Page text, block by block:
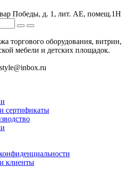
Победы, д. 1, лит. АЕ, помещ.1Н
торгового оборудования, витрин,
мебели и детских площадок.
сертификаты
клиенты